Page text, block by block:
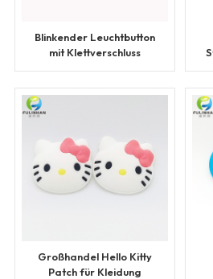
Blinkender Leuchtbutton
mit Klettverschluss
Großhandel Hello Kitty
Patch für Kleidung